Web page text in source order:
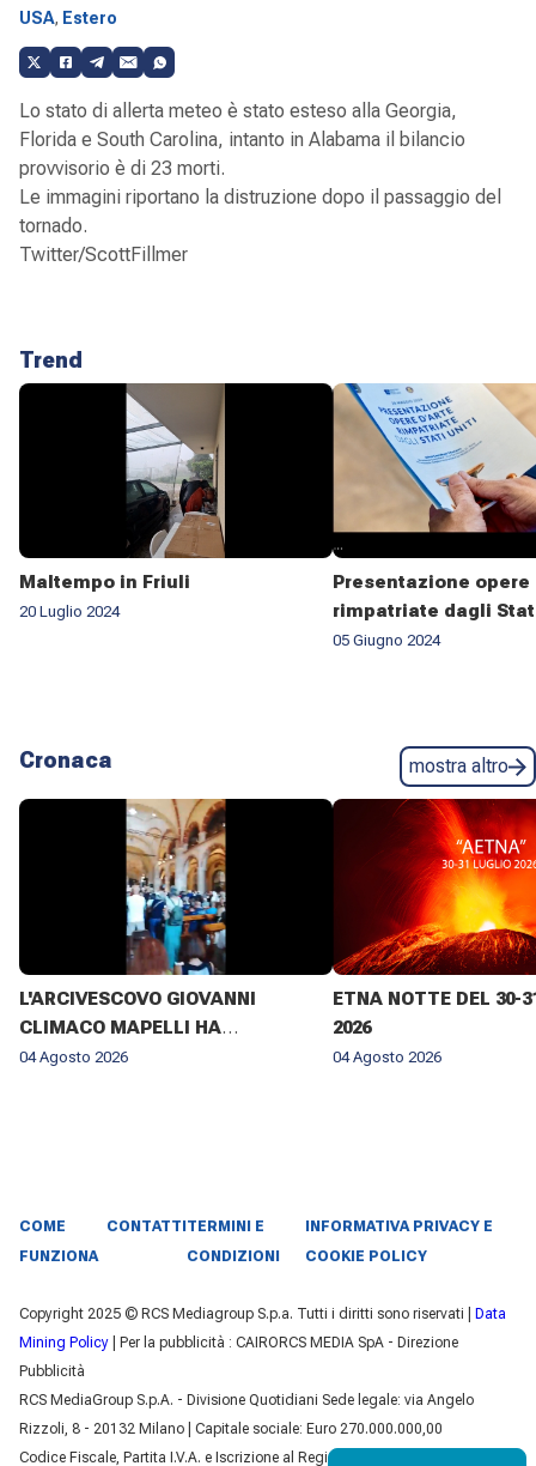
USA, Estero
Lo stato di allerta meteo è stato esteso alla Georgia,
Florida e South Carolina, intanto in Alabama il bilancio
provvisorio è di 23 morti.
Le immagini riportano la distruzione dopo il passaggio del
tornado.
Twitter/ScottFillmer
Trend
Maltempo in Friuli
20 Luglio 2024
Presentazione
rimpatriate dagli
05 Giugno 2024
Cronaca mostra altro
L'ARCIVESCOVO GIOVANNI
CLIMACO MAPELLI HA
PRESENZIATO AL FUNERALE DI
04 Agosto 2026
ETNA NOTTE DEL 30-
2026
04 Agosto 2026
COME
FUNZIONA
CONTATTI TERMINI E
CONDIZIONI
INFORMATIVA PRIVACY E
COOKIE POLICY
Copyright 2025 © RCS Mediagroup S.p.a. Tutti i diritti sono riservati |
Data
Mining Policy | Per la pubblicità : CAIRORCS MEDIA SpA - Direzione
Pubblicità
RCS MediaGroup S.p.A. - Divisione Quotidiani Sede legale: via Angelo
Rizzoli, 8 - 20132 Milano | Capitale sociale: Euro 270.000.000,00
Codice Fiscale, Partita I.V.A. e Iscrizione al Registro delle Imprese di Milano